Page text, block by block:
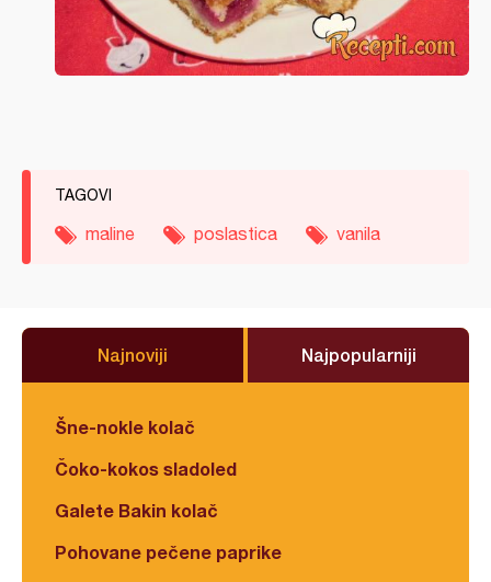
TAGOVI
maline poslastica vanila
Najnoviji Najpopularniji
Šne-nokle kolač
Čoko-kokos sladoled
Galete Bakin kolač
Pohovane pečene paprike